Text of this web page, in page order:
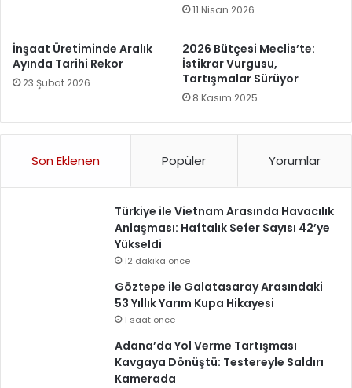
11 Nisan 2026
İnşaat Üretiminde Aralık
Ayında Tarihi Rekor
23 Şubat 2026
2026 Bütçesi Meclis’te:
İstikrar Vurgusu,
Tartışmalar Sürüyor
8 Kasım 2025
Son Eklenen Popüler Yorumlar
Türkiye ile Vietnam Arasında Havacılık
Anlaşması: Haftalık Sefer Sayısı 42’ye
Yükseldi
12 dakika önce
Göztepe ile Galatasaray Arasındaki
53 Yıllık Yarım Kupa Hikayesi
1 saat önce
Adana’da Yol Verme Tartışması
Kavgaya Dönüştü: Testereyle Saldırı
Kamerada